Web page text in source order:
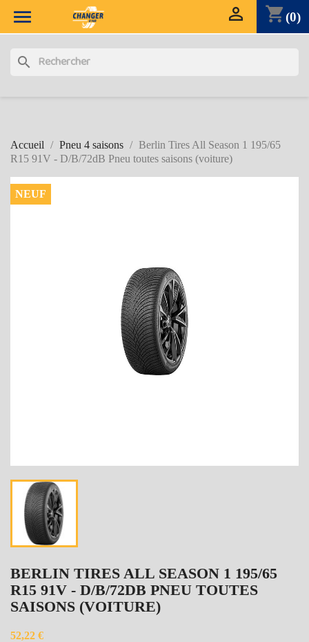
 shopping_cart(0)

search
Accueil Pneu 4 saisons
Berlin Tires All Season 1 195/65
R15 91V - D/B/72dB Pneu toutes saisons (voiture)
NEUF
BERLIN TIRES ALL SEASON 1 195/65
R15 91V - D/B/72DB PNEU TOUTES
SAISONS (VOITURE)
52,22 €